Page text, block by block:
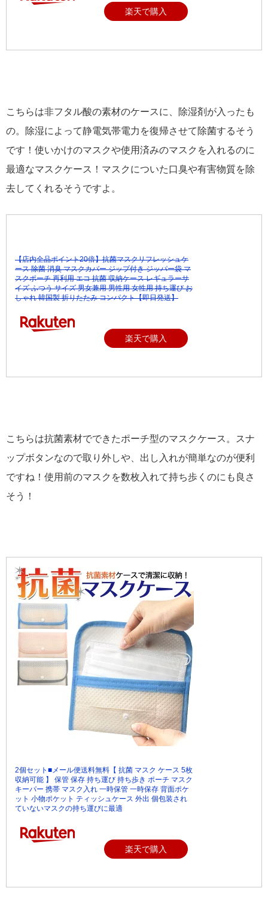
楽天で購入
こちらは非フタル酸の素材のケースに、除湿剤が入ったも
の。除湿によって静電気帯電力を復帰させて除菌するそう
です！使いかけのマスクや使用済みのマスクを入れるのに
最適なマスクケース！マスクについた口臭や有害物質を除
去してくれるそうですよ。
【店内全品ポイント20倍】抗菌マスクリフレッシュケ
ース 除菌 消臭 マスクカバー ジップ付き ジッパー袋 マ
スクポーチ 再利用 エコ 抗菌 収納ケース レギュラーサ
イズ ふつう サイズ 男女兼用 男性用 女性用 持ち運び お
しゃれ 韓国製 折りたたみ コンパクト【即日発送】
楽天で購入
こちらは抗菌素材でできたポーチ型のマスクケース。スナ
ップボタンなので取り外しや、出し入れが簡単なのが便利
ですね！使用前のマスクを数枚入れて持ち歩くのにも良さ
そう！
2個セット■メール便送料無料【 抗菌 マスク ケース 5枚
収納可能 】 保管 保存 持ち運び 持ち歩き ポーチ マスク
キーパー 携帯 マスク入れ 一時保管 一時保存 背面ポケ
ット 小物ポケット ティッシュケース 外出 個包装され
ていないマスクの持ち運びに最適
楽天で購入